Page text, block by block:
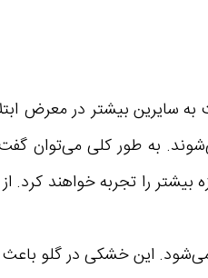
سایرین بیشتر در معرض
به طور کلی می‌توان
را تجربه خواهند کرد. از
این خشکی در گلو باعث